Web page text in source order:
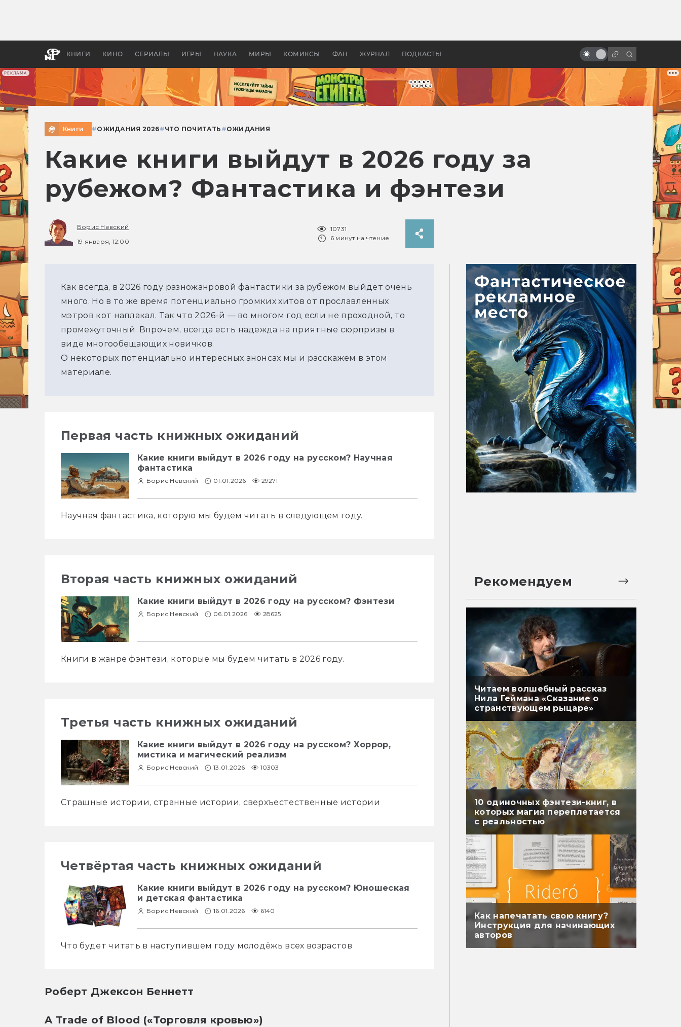
РЕКЛАМА
КНИГИ КИНО СЕРИАЛЫ ИГРЫ НАУКА МИРЫ КОМИКСЫ ФАН ЖУРНАЛ ПОДКАСТЫ
бы «Властелина колец»
Древней Грецией
открылась дверь в Средиземье
Книги #ОЖИДАНИЯ 2026#ЧТО ПОЧИТАТЬ #ОЖИДАНИЯ
Какие книги выйдут в 2026 году за
рубежом? Фантастика и фэнтези
Борис Невский
19 января, 12:00
10731
6 минут на чтение
Как всегда, в 2026 году разножанровой фантастики за рубежом выйдет очень
много. Но в то же время потенциально громких хитов от прославленных
мэтров кот наплакал. Так что 2026-й — во многом год если не проходной, то
промежуточный. Впрочем, всегда есть надежда на приятные сюрпризы в
виде многообещающих новичков.
О некоторых потенциально интересных анонсах мы и расскажем в этом
материале.
Первая часть книжных ожиданий
Какие книги выйдут в 2026 году на русском? Научная
фантастика
Борис Невский 01.01.2026 29271
Научная фантастика, которую мы будем читать в следующем году.
Вторая часть книжных ожиданий
Какие книги выйдут в 2026 году на русском? Фэнтези
Борис Невский 06.01.2026 28625
Книги в жанре фэнтези, которые мы будем читать в 2026 году.
Третья часть книжных ожиданий
Какие книги выйдут в 2026 году на русском? Хоррор,
мистика и магический реализм
Борис Невский 13.01.2026 10303
Страшные истории, странные истории, сверхъестественные истории
Четвёртая часть книжных ожиданий
Какие книги выйдут в 2026 году на русском? Юношеская
и детская фантастика
Борис Невский 16.01.2026 6140
Что будет читать в наступившем году молодёжь всех возрастов
Роберт Джексон Беннетт
A Trade of Blood («Торговля кровью»)
Рекомендуем
Читаем волшебный рассказ
Нила Геймана «Сказание о
странствующем рыцаре»
10 одиночных фэнтези-книг, в
которых магия переплетается
с реальностью
Как напечатать свою книгу?
Инструкция для начинающих
авторов